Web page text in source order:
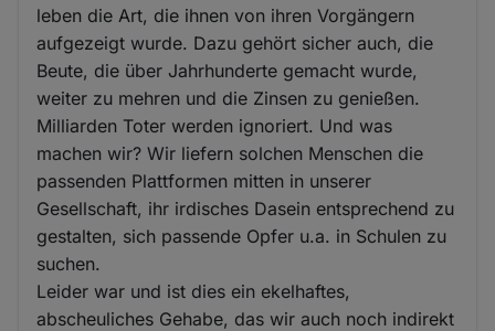
leben die Art, die ihnen von ihren Vorgängern
aufgezeigt wurde. Dazu gehört sicher auch, die
Beute, die über Jahrhunderte gemacht wurde,
weiter zu mehren und die Zinsen zu genießen.
Milliarden Toter werden ignoriert. Und was
machen wir? Wir liefern solchen Menschen die
passenden Plattformen mitten in unserer
Gesellschaft, ihr irdisches Dasein entsprechend zu
gestalten, sich passende Opfer u.a. in Schulen zu
suchen.
Leider war und ist dies ein ekelhaftes,
abscheuliches Gehabe, das wir auch noch indirekt